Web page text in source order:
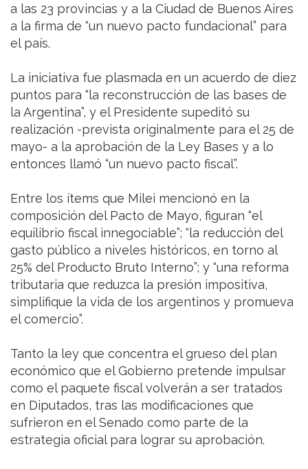
a las 23 provincias y a la Ciudad de Buenos Aires
a la firma de “un nuevo pacto fundacional” para
el país.
La iniciativa fue plasmada en un acuerdo de diez
puntos para “la reconstrucción de las bases de
la Argentina”, y el Presidente supeditó su
realización -prevista originalmente para el 25 de
mayo- a la aprobación de la Ley Bases y a lo
entonces llamó “un nuevo pacto fiscal”.
Entre los ítems que Milei mencionó en la
composición del Pacto de Mayo, figuran “el
equilibrio fiscal innegociable”; “la reducción del
gasto público a niveles históricos, en torno al
25% del Producto Bruto Interno”; y “una reforma
tributaria que reduzca la presión impositiva,
simplifique la vida de los argentinos y promueva
el comercio”.
Tanto la ley que concentra el grueso del plan
económico que el Gobierno pretende impulsar
como el paquete fiscal volverán a ser tratados
en Diputados, tras las modificaciones que
sufrieron en el Senado como parte de la
estrategia oficial para lograr su aprobación.